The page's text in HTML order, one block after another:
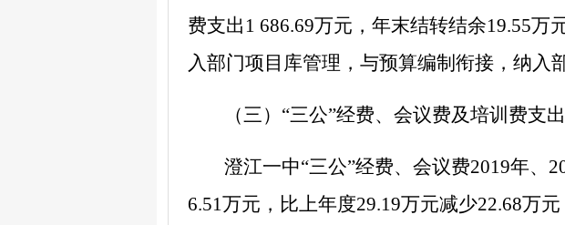
费支出 1 686.69万元，年末结转结余19.55万
入部门项目库管理，与预算编制衔接， 纳入
（三） “三公”经费、会议费及培训费支
澄江一中“三公”经费、会议费2019年、
6.51万元，比上年度29.19万元减少22.68万元